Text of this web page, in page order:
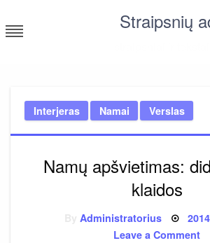
to
content
Straipsnių
Interjeras Namai Verslas
Namų apšvietimas:
klaidos
Administratorius
Leave a Commenton